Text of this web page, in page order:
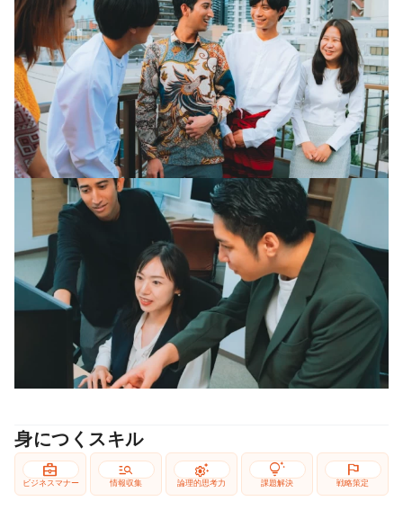
身につくスキル
business_center
ビジネスマナー
manage_search
情報収集
settings_suggest
論理的思考力
tips_and_updates
課題解決
flag
戦略策定